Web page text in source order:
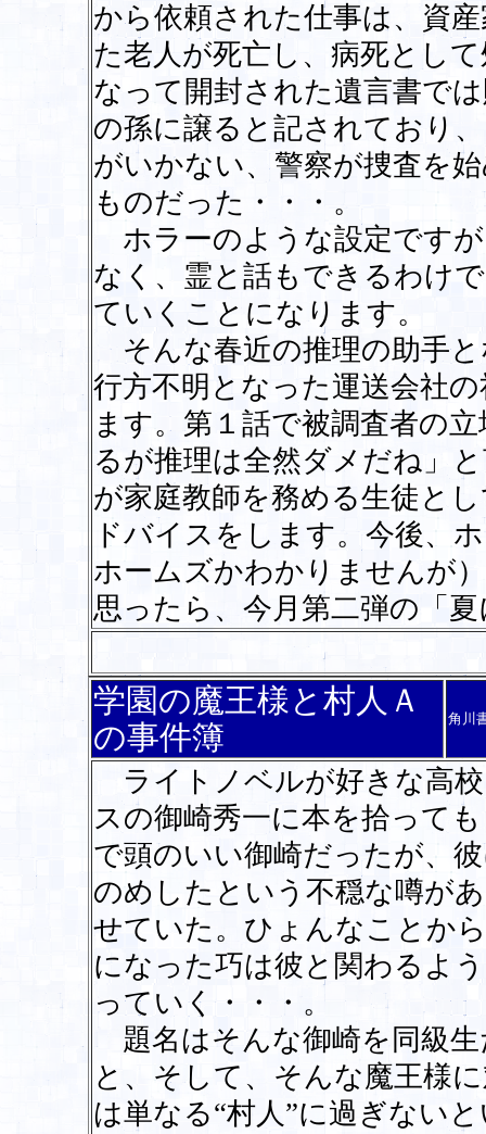
から依頼された仕事は、資
た老人が死亡し、病死とし
なって開封された遺言書で
の孫に譲ると記されており
がいかない、警察が捜査を
ものだった・・・。
ホラーのような設定です
なく、霊と話もできるわけ
ていくことになります。
そんな春近の推理の助手
行方不明となった運送会社
ます。第１話で被調査者の
るが推理は全然ダメだね」
が家庭教師を務める生徒と
ドバイスをします。今後、
ホームズかわかりませんが
思ったら、今月第二弾の「
学園の魔王様と村人Ａ
の事件簿
角川
ライトノベルが好きな高
スの御崎秀一に本を拾って
で頭のいい御崎だったが、
のめしたという不穏な噂が
せていた。ひょんなことか
になった巧は彼と関わるよ
っていく・・・。
題名はそんな御崎を同級生
と、そして、そんな魔王様
は単なる“村人”に過ぎない